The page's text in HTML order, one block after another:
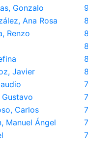
Gonzalo
9
Ana Rosa
8
Renzo
8
8
8
Javier
8
7
7
Carlos
7
Manuel Ángel
7
7